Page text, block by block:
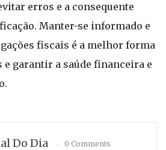
erros e a consequente
Manter-se informado e
fiscais é a melhor forma
e garantir a saúde financeira e
Do Dia 0 Comments